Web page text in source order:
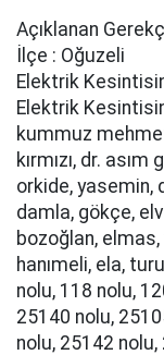
Açıklanan
İlçe : Oğuzeli
Elektrik
Elektrik
kummuz
kırmızı, dr.
orki̇de, yasemi̇n,
damla, gökçe,
bozoğlan,
hanımeli̇, ela,
nolu, 118 nolu,
25140 nolu,
nolu, 25142